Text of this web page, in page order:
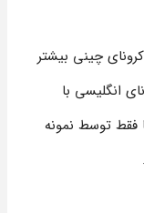
چینی بیشتر
انگلیسی با
فقط توسط نمونه